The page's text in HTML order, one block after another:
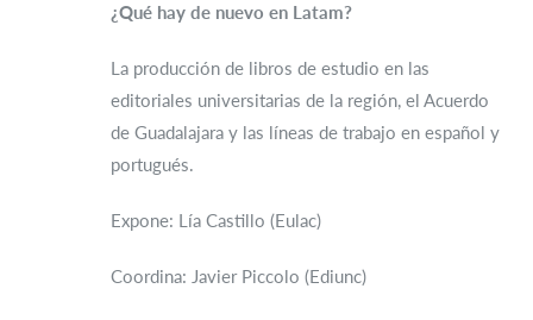
¿Qué hay de nuevo en Latam?
La producción de libros de estudio en las
editoriales universitarias de la región, el Acuerdo
de Guadalajara y las líneas de trabajo en español y
portugués.
Expone: Lía Castillo (Eulac)
Coordina: Javier Piccolo (Ediunc)